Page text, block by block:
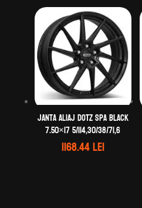
Janta aliaj DOTZ Spa black
7.50×17 5/114,30/38/71,6
1168.44lei